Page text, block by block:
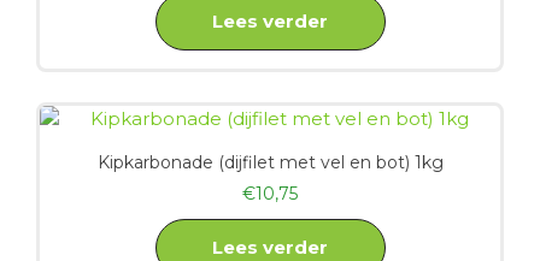
Lees verder
Kipkarbonade (dijfilet met vel en bot) 1kg
€10,75
Lees verder